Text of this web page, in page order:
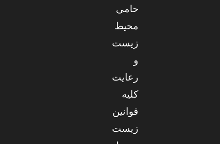
حامی
محیط
زیست
و
رعایت
کلیه
قوانین
زیست